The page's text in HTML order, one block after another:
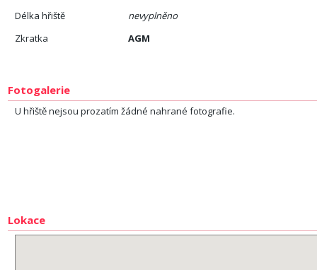
Délka hřiště
nevyplněno
Zkratka
AGM
Fotogalerie
U hřiště nejsou prozatím žádné nahrané fotografie.
Lokace